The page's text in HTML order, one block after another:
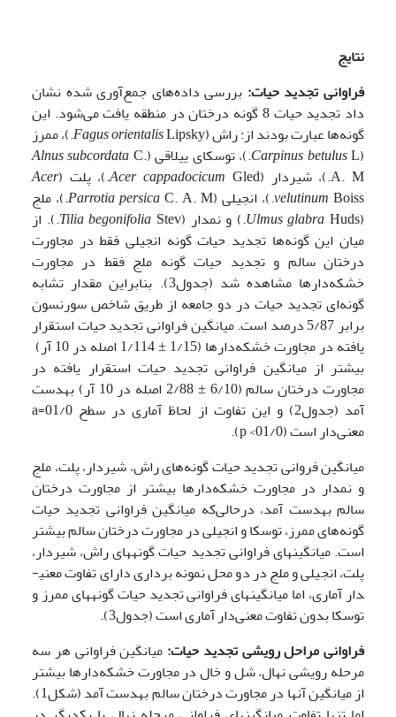
نتایج
فراوانی تجدید حیات: بررسی داده‌های جمع‌آوری شده نشان
داد تجدید حیات 8 گونه درختان در منطقه یافت می‌شود. این
گونه‌ها عبارت بودند از: راش (
Fagus orientalisLipsky.)، ممرز
(
Carpinus betulusL.)، توسکای ییلاقی ( Alnus subcordataC.
A. M.)، شیردار (
Acer cappadocicum Gled.)، پلت (
Acer
velutinum Boiss.)، انجیلی ( Parrotia persicaC. A. M.)، ملج
(
Ulmus glabra Huds.) و نمدار ( Tilia begonifoliaStev.). از
میان این گونه‌ها تجدید حیات گونه انجیلی فقط در مجاورت
درختان سالم و تجدید حیات گونه ملج فقط در مجاورت
خشکه‌دارها مشاهده شد (جدول3). بنابراین مقدار تشابه
گونه‌ای تجدید حیات در دو جامعه از طریق شاخص سورنسون
برابر 5/87 درصد است. میانگین فراوانی تجدید حیات استقرار
یافته در مجاورت خشکه‌دارها (1/15 ± 1/114 اصله در 10 آر)
بیشتر از میانگین فراوانی تجدید حیات استقرار یافته در
مجاورت درختان سالم (6/10 ± 2/88 اصله در 10 آر) به­دست
آمد (جدول2) و این تفاوت از لحاظ آماری در سطح 01/0=a
معنی‌دار است (01/0> p).
میانگین فروانی تجدید حیات گونه‌های راش، شیردار، پلت، ملج
و نمدار در مجاورت خشکه‌دارها بیشتر از مجاورت درختان
سالم به­دست آمد، درحالی‌که میانگین فراوانی تجدید حیات
گونه‌های ممرز، توسکا و انجیلی در مجاورت درختان سالم بیشتر
است. میانگینهای فراوانی تجدید حیات گونه­های راش، شیردار،
پلت، انجیلی و ملج در دو محل نمونه برداری دارای تفاوت معنی­
دار آماری، اما میانگینهای فراوانی تجدید حیات گونه­های ممرز و
توسکا بدون تفاوت معنی‌دار آماری است (جدول3).
فراوانی مراحل رویشی تجدید حیات: میانگین فراوانی هر سه
مرحله رویشی نهال، شل و خال در مجاورت خشکه‌دارها بیشتر
از میانگین آنها در مجاورت درختان سالم به­دست آمد (شکل1).